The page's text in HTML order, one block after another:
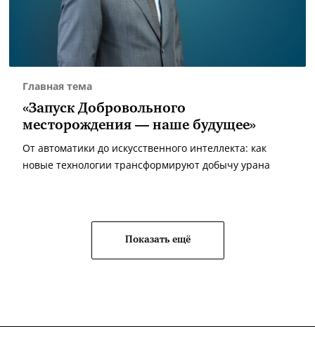
Главная тема
«Запуск Добровольного
месторождения — наше будущее»
От автоматики до искусственного интеллекта: как
новые технологии трансформируют добычу урана
Показать ещё